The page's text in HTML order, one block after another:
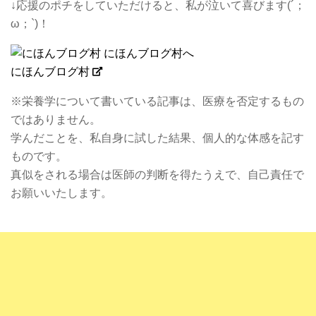
↓応援のポチをしていただけると、私が泣いて喜びます(´；
ω；`)！
にほんブログ村
※栄養学について書いている記事は、医療を否定するもの
ではありません。
学んだことを、私自身に試した結果、個人的な体感を記す
ものです。
真似をされる場合は医師の判断を得たうえで、自己責任で
お願いいたします。